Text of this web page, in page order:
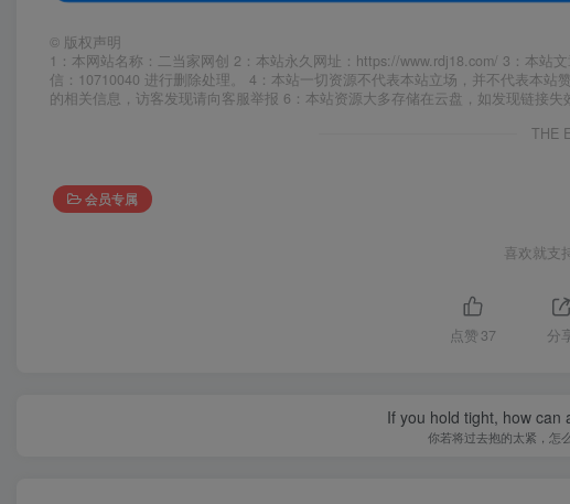
© 版权声明
1：本网站名称：二当家网创 2：本站永久网址：https://www.rdj18.com/ 3：本
信：10710040 进行删除处理。 4：本站一切资源不代表本站立场，并不代表本
的相关信息，访客发现请向客服举报 6：本站资源大多存储在云盘，如发现链接失
THE
会员专属
喜欢就支
点赞 37 分
If you hold tight, how can
你若将过去抱的太紧，怎